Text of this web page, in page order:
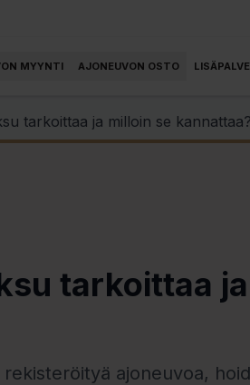
MYYNTI AJONEUVON OSTO
tarkoittaa ja milloin se kannattaa?
tarkoittaa ja
ajoneuvoa,